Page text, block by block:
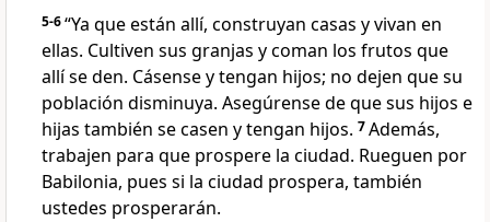
5-6“Ya que están allí, construyan casas y vivan en
ellas. Cultiven sus granjas y coman los frutos que
allí se den. Cásense y tengan hijos; no dejen que su
población disminuya. Asegúrense de que sus hijos e
hijas también se casen y tengan hijos. 7Además,
trabajen para que prospere la ciudad. Rueguen por
Babilonia, pues si la ciudad prospera, también
ustedes prosperarán.